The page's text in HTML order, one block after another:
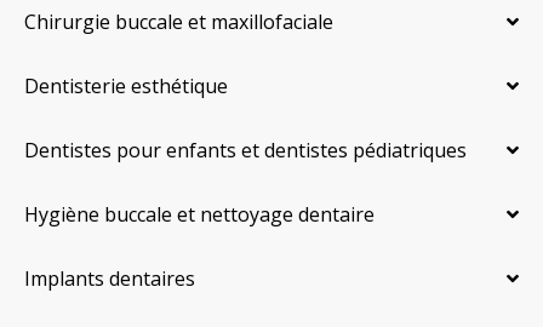
Chirurgie buccale et maxillofaciale
Dentisterie esthétique
Dentistes pour enfants et dentistes pédiatriques
Hygiène buccale et nettoyage dentaire
Implants dentaires